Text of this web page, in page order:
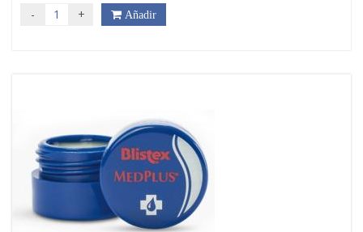
- + Añadir